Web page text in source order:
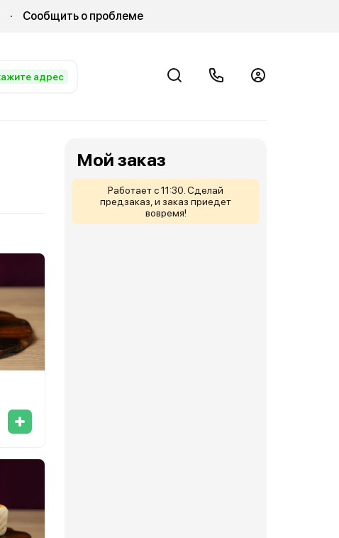
Сообщить о проблеме
адрес
Мой заказ
Работает с 11:30. Сделай
предзаказ, и заказ приедет
вовремя!